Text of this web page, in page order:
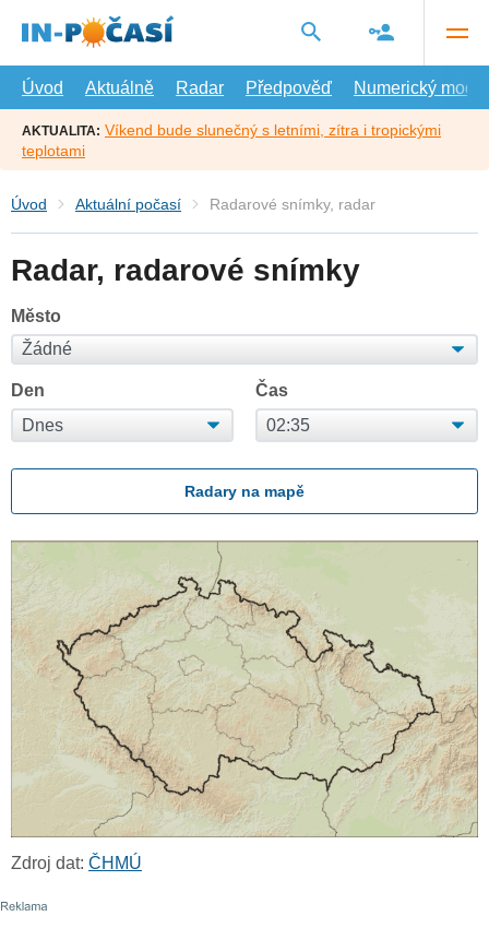
hlavní
Úvod
Aktuálně Radar Předpověď Numerický model
AKTUALITA: Víkend bude slunečný s letními, zítra i tropickými
teplotami
Úvod Aktuální počasí Radarové snímky, radar
Radar, radarové snímky
Město
Den Čas
Radary na mapě
Zdroj dat: ČHMÚ